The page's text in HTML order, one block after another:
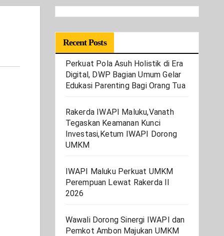
Recent Posts
Perkuat Pola Asuh Holistik di Era
Digital, DWP Bagian Umum Gelar
Edukasi Parenting Bagi Orang Tua
Rakerda IWAPI Maluku,Vanath
Tegaskan Keamanan Kunci
Investasi,Ketum IWAPI Dorong
UMKM
IWAPI Maluku Perkuat UMKM
Perempuan Lewat Rakerda II
2026
Wawali Dorong Sinergi IWAPI dan
Pemkot Ambon Majukan UMKM